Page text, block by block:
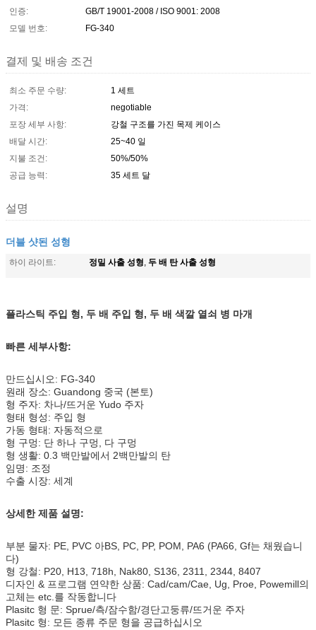
인증:
GB/T 19001-2008 / ISO 9001: 2008
모델 번호:
FG-340
결제 및 배송 조건
최소 주문 수량:
1 세트
가격:
negotiable
포장 세부 사항:
강철 구조를 가진 목제 케이스
배달 시간:
25~40 일
지불 조건:
50%/50%
공급 능력:
35 세트 달
설명
더블 샷된 성형
하이 라이트: 정밀 사출 성형, 두 배 탄 사출 성형
플라스틱 주입 형, 두 배 주입 형, 두 배 색깔 열쇠 병 마개
빠른 세부사항:
만드십시오: FG-340
원래 장소: Guandong 중국 (본토)
형 주자: 차나/뜨거운 Yudo 주자
형태 형성: 주입 형
가동 형태: 자동적으로
형 구멍: 단 하나 구멍, 다 구멍
형 생활: 0.3 백만발에서 2백만발의 탄
임명: 조정
수출 시장: 세계
상세한 제품 설명:
부분 물자: PE, PVC 아BS, PC, PP, POM, PA6 (PA66, Gf는 채웠습니
다)
형 강철: P20, H13, 718h, Nak80, S136, 2311, 2344, 8407
디자인 & 프로그램 연약한 상품: Cad/cam/Cae, Ug, Proe, Powemill의
고체는 etc.를 작동합니다
Plasitc 형 문: Sprue/측/잠수함/경단고둥류/뜨거운 주자
Plasitc 형: 모든 종류 주문 형을 공급하십시오